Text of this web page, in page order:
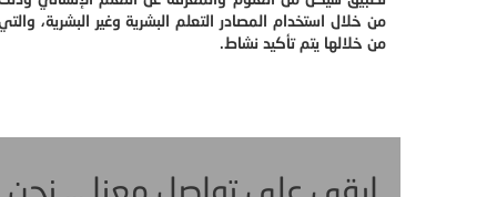
من خلال استخدام المصادر التعلم البشرية وغير البشرية،
من خلالها يتم تأكيد نشاط.
ابقى على تواصل معنا ...